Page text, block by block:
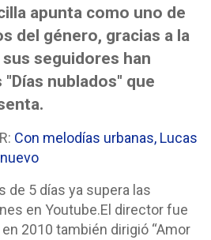
apunta como uno de
del género, gracias a la
seguidores han
nublados" que
Con melodías urbanas, Lucas
de 5 días ya supera las
en Youtube.El director fue
2010 también dirigió “Amor